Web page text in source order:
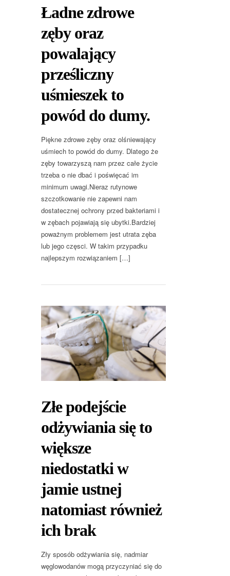
Ładne zdrowe
zęby oraz
powalający
prześliczny
uśmieszek to
powód do dumy.
Piękne zdrowe zęby oraz olśniewający
uśmiech to powód do dumy. Dlatego że
zęby towarzyszą nam przez całe życie
trzeba o nie dbać i poświęcać im
minimum uwagi.Nieraz rutynowe
szczotkowanie nie zapewni nam
dostatecznej ochrony przed bakteriami i
w zębach pojawiają się ubytki.Bardziej
poważnym problemem jest utrata zęba
lub jego częsci. W takim przypadku
najlepszym rozwiązaniem […]
Złe podejście
odżywiania się to
większe
niedostatki w
jamie ustnej
natomiast również
ich brak
Zły sposób odżywiania się, nadmiar
węglowodanów mogą przyczyniać się do